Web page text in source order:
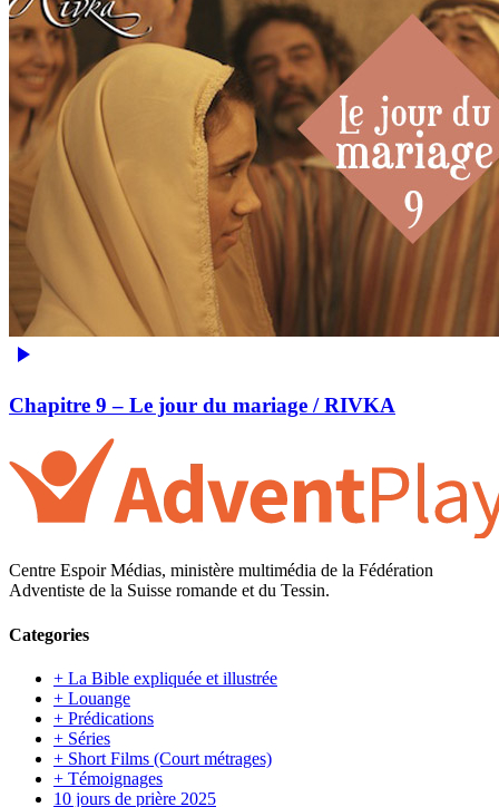
Chapitre 9 – Le jour du mariage / RIVKA
Centre Espoir Médias, ministère multimédia de la Fédération
Adventiste de la Suisse romande et du Tessin.
Categories
+ La Bible expliquée et illustrée
+ Louange
+ Prédications
+ Séries
+ Short Films (Court métrages)
+ Témoignages
10 jours de prière 2025